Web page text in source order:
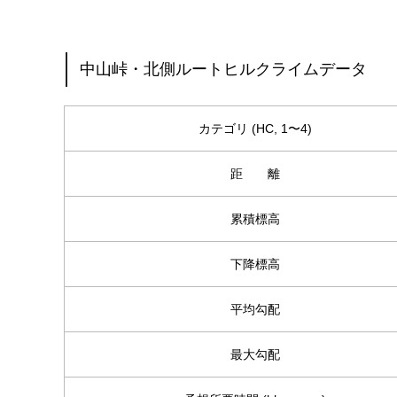
中山峠・北側ルートヒルクライムデータ
カテゴリ (HC, 1〜4)
距 離
累積標高
下降標高
平均勾配
最大勾配